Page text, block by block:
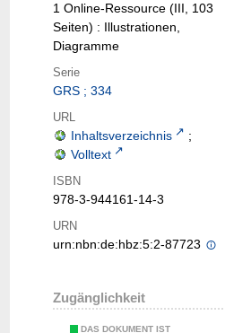
1 Online-Ressource (III, 103
Seiten) : Illustrationen,
Diagramme
Serie
GRS ; 334
URL
Inhaltsverzeichnis
;
Volltext
ISBN
978-3-944161-14-3
URN
urn:nbn:de:hbz:5:2-87723
Zugänglichkeit
DAS DOKUMENT IST